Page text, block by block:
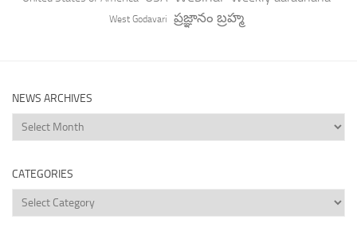
West Godavari ప్రజ్ఞానం బ్రహ్మ
NEWS ARCHIVES
News
Archives
CATEGORIES
Categories